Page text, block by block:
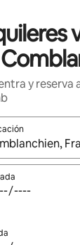
y reserva
los